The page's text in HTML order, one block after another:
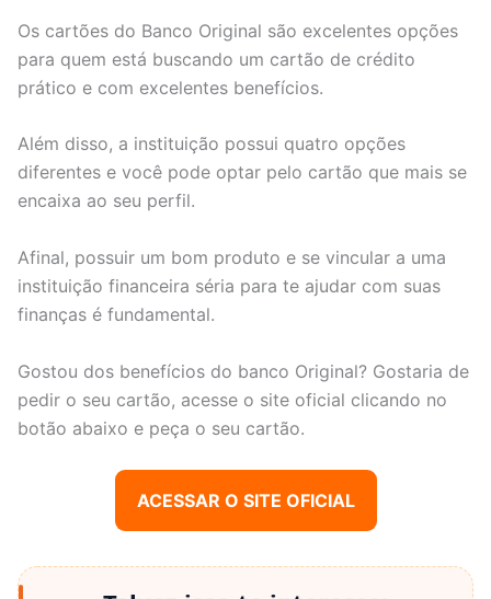
Os cartões do Banco Original são excelentes opções
para quem está buscando um cartão de crédito
prático e com excelentes benefícios.
Além disso, a instituição possui quatro opções
diferentes e você pode optar pelo cartão que mais se
encaixa ao seu perfil.
Afinal, possuir um bom produto e se vincular a uma
instituição financeira séria para te ajudar com suas
finanças é fundamental.
Gostou dos benefícios do banco Original? Gostaria de
pedir o seu cartão, acesse o site oficial clicando no
botão abaixo e peça o seu cartão.
ACESSAR O SITE OFICIAL